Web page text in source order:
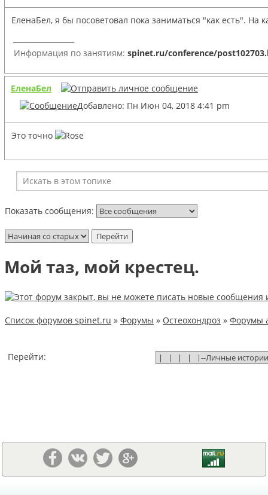
ЕленаБел, я бы посоветовал пока заниматься "как есть".
Информация по занятиям: spinet.ru/conference/
ЕленаБел
Добавлено: Пн Июн 04, 2018 4:41 pm
Это точно
Показать сообщения:
Мой таз, мой крестец.
Список форумов spinet.ru » Форумы » Остеохондроз » Форумы
Перейти: